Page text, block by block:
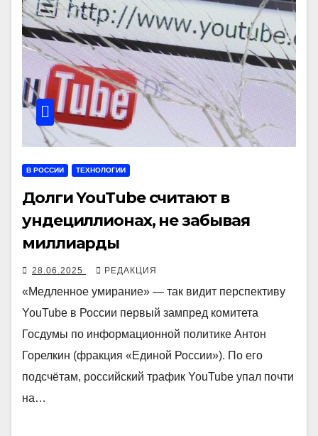
В РОССИИ ТЕХНОЛОГИИ
Долги YouTube считают в
ундециллионах, не забывая
миллиарды
28.06.2025 РЕДАКЦИЯ
«Медленное умирание» — так видит перспективу
YouTube в России первый зампред комитета
Госдумы по информационной политике Антон
Горелкин (фракция «Единой России»). По его
подсчётам, российский трафик YouTube упал почти
на…